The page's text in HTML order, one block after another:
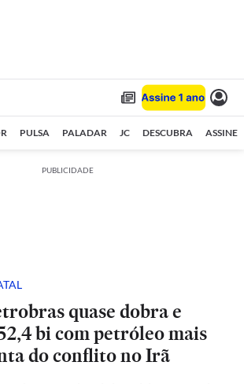
PULSA PALADAR JC DESCUBRA ASSINE
PUBLICIDADE
quase dobra e
bi com petróleo mais
do conflito no Irã